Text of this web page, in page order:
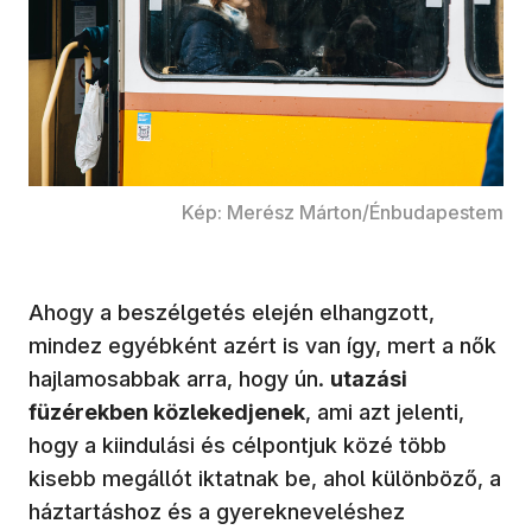
Kép: Merész Márton/Énbudapestem
Ahogy a beszélgetés elején elhangzott,
mindez egyébként azért is van így, mert a nők
hajlamosabbak arra, hogy ún. utazási
füzérekben közlekedjenek, ami azt jelenti,
hogy a kiindulási és célpontjuk közé több
kisebb megállót iktatnak be, ahol különböző, a
háztartáshoz és a gyerekneveléshez